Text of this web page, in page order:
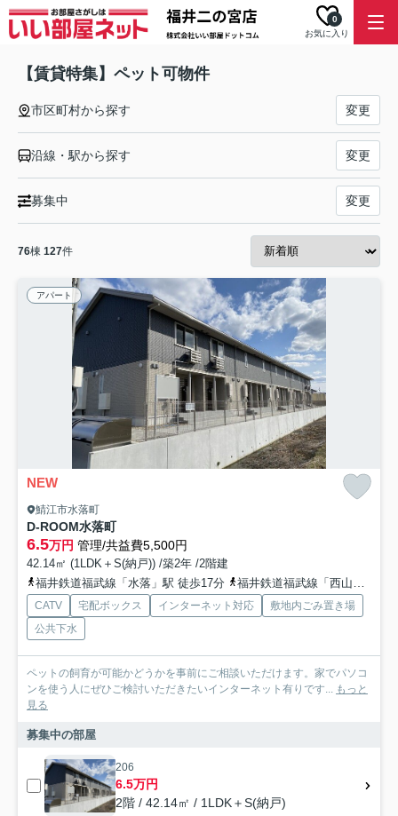
お気に入り
0
【賃貸特集】ペット可物件
市区町村から探す 変更
沿線・駅から探す 変更
募集中 変更
76棟 127件
アパート
NEW
鯖江市水落町
D-ROOM水落町
6.5万円 管理/共益費5,500円
42.14㎡ (1LDK＋S(納戸)) /築2年 /2階建
福井鉄道福武線「水落」駅 徒歩17分
福井鉄道福武線「西山公園」駅 徒歩25分
CATV 宅配ボックス インターネット対応
敷地内ごみ置き場
公共下水
ペットの飼育が可能かどうかを事前にご相談いただけます。家でパソコ
ンを使う人にぜひご検討いただきたいインターネット有りです... もっと
見る
募集中の部屋
206
6.5万円
2階 / 42.14㎡ / 1LDK＋S(納戸)